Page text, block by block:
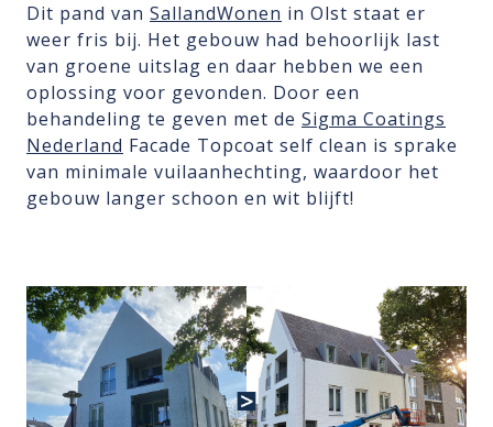
Dit pand van SallandWonen in Olst staat er
weer fris bij. Het gebouw had behoorlijk last
van groene uitslag en daar hebben we een
oplossing voor gevonden. Door een
behandeling te geven met de Sigma Coatings
Nederland Facade Topcoat self clean is sprake
van minimale vuilaanhechting, waardoor het
gebouw langer schoon en wit blijft!